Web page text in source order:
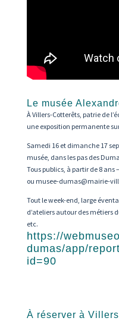
Le musée
À Villers-Cotterêts, patrie de
une exposition permanente
Samedi 16 et dimanche 17
musée, dans les pas des
Tous publics, à partir de 8 ans –
ou musee-dumas@mairie-
Tout le week-end, large
d’ateliers autour des métiers
etc.
https://
dumas/app/
id=90
À réserver à